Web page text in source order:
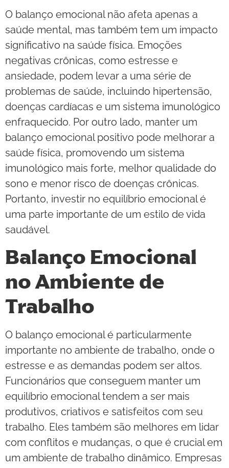
O balanço emocional não afeta apenas a
saúde mental, mas também tem um impacto
significativo na saúde física. Emoções
negativas crônicas, como estresse e
ansiedade, podem levar a uma série de
problemas de saúde, incluindo hipertensão,
doenças cardíacas e um sistema imunológico
enfraquecido. Por outro lado, manter um
balanço emocional positivo pode melhorar a
saúde física, promovendo um sistema
imunológico mais forte, melhor qualidade do
sono e menor risco de doenças crônicas.
Portanto, investir no equilíbrio emocional é
uma parte importante de um estilo de vida
saudável.
Balanço Emocional
no Ambiente de
Trabalho
O balanço emocional é particularmente
importante no ambiente de trabalho, onde o
estresse e as demandas podem ser altos.
Funcionários que conseguem manter um
equilíbrio emocional tendem a ser mais
produtivos, criativos e satisfeitos com seu
trabalho. Eles também são melhores em lidar
com conflitos e mudanças, o que é crucial em
um ambiente de trabalho dinâmico. Empresas